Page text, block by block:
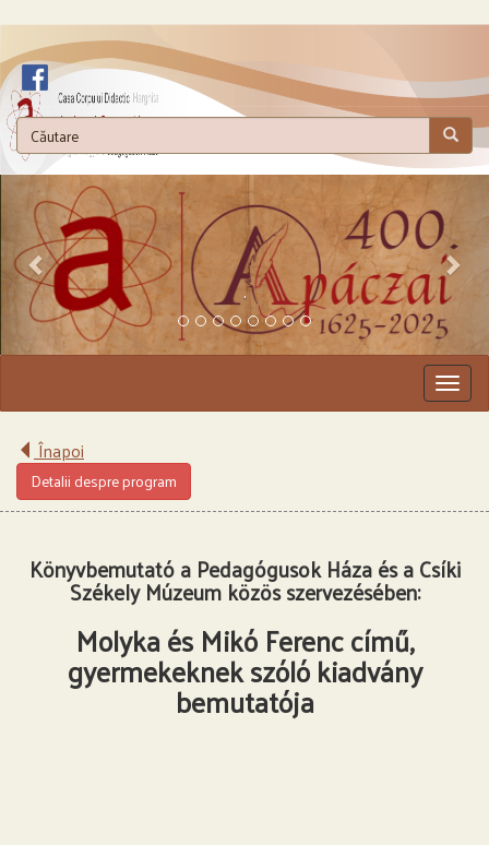
.
Înapoi
Detalii despre program
Könyvbemutató a Pedagógusok Háza és a Csíki
Székely Múzeum közös szervezésében:
Molyka és Mikó Ferenc című,
gyermekeknek szóló kiadvány
bemutatója